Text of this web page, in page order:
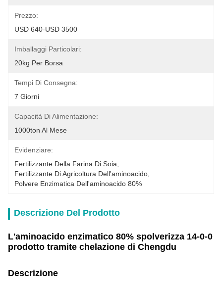
Prezzo:
USD 640-USD 3500
Imballaggi Particolari:
20kg Per Borsa
Tempi Di Consegna:
7 Giorni
Capacità Di Alimentazione:
1000ton Al Mese
Evidenziare:
Fertilizzante Della Farina Di Soia
Fertilizzante Di Agricoltura Dell'aminoacido
Polvere Enzimatica Dell'aminoacido 80%
Descrizione Del Prodotto
L'aminoacido enzimatico 80% spolverizza 14-0-0
prodotto tramite chelazione di Chengdu
Descrizione